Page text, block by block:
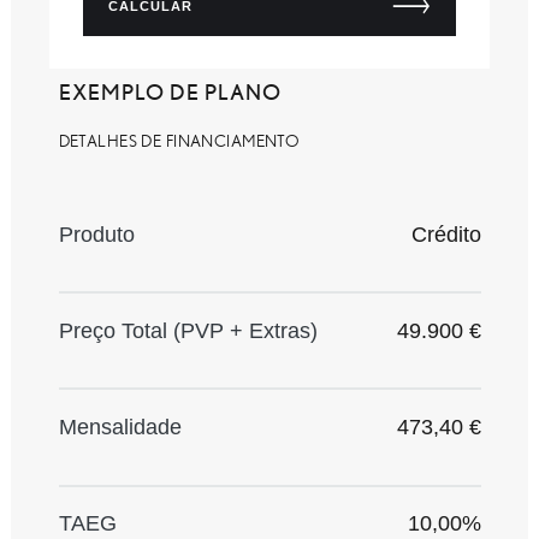
CALCULAR
EXEMPLO DE PLANO
DETALHES DE FINANCIAMENTO
Produto Crédito
Preço Total (PVP + Extras) 49.900 €
Mensalidade 473,40 €
TAEG 10,00%